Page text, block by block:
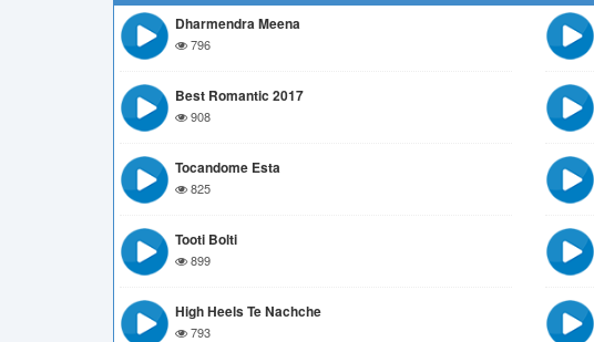
Dharmendra Meena
796
Best Romantic 2017
908
Tocandome Esta
825
Tooti Bolti
899
High Heels Te Nachche
793